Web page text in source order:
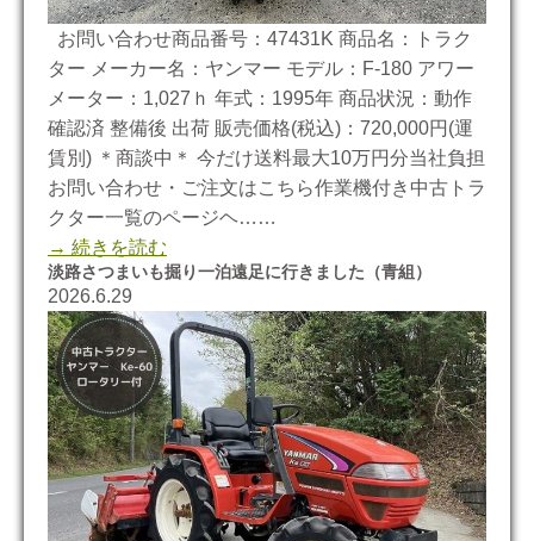
お問い合わせ商品番号：47431K 商品名：トラク
ター メーカー名：ヤンマー モデル：F-180 アワー
メーター：1,027ｈ 年式：1995年 商品状況：動作
確認済 整備後 出荷 販売価格(税込)：720,000円(運
賃別) ＊商談中＊ 今だけ送料最大10万円分当社負担
お問い合わせ・ご注文はこちら作業機付き中古トラ
クター一覧のページヘ……
→ 続きを読む
淡路さつまいも掘り一泊遠足に行きました（青組）
2026.6.29